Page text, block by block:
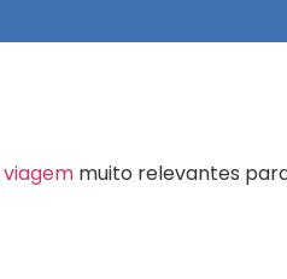
muito relevantes